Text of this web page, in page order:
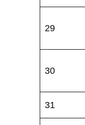
29
30
31